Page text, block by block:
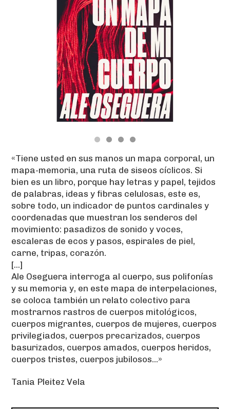
«Tiene usted en sus manos un mapa corporal, un
mapa-memoria, una ruta de siseos cíclicos. Si
bien es un libro, porque hay letras y papel, tejidos
de palabras, ideas y fibras celulosas, este es,
sobre todo, un indicador de puntos cardinales y
coordenadas que muestran los senderos del
movimiento: pasadizos de sonido y voces,
escaleras de ecos y pasos, espirales de piel,
carne, tripas, corazón.
[...]
Ale Oseguera interroga al cuerpo, sus polifonías
y su memoria y, en este mapa de interpelaciones,
se coloca también un relato colectivo para
mostrarnos rastros de cuerpos mitológicos,
cuerpos migrantes, cuerpos de mujeres, cuerpos
privilegiados, cuerpos precarizados, cuerpos
basurizados, cuerpos amados, cuerpos heridos,
cuerpos tristes, cuerpos jubilosos...»
Tania Pleitez Vela